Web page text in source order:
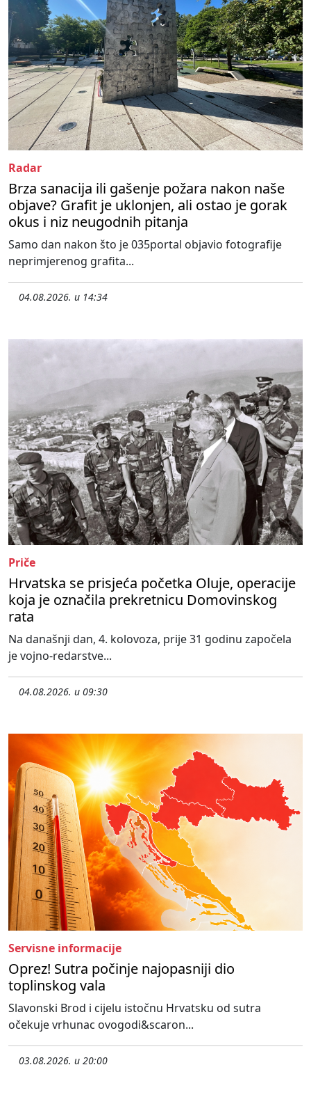
Radar
Brza sanacija ili gašenje požara nakon naše
objave? Grafit je uklonjen, ali ostao je gorak
okus i niz neugodnih pitanja
Samo dan nakon što je 035portal objavio fotografije
neprimjerenog grafita...
04.08.2026. u 14:34
Priče
Hrvatska se prisjeća početka Oluje, operacije
koja je označila prekretnicu Domovinskog
rata
Na današnji dan, 4. kolovoza, prije 31 godinu započela
je vojno-redarstve...
04.08.2026. u 09:30
Servisne informacije
Oprez! Sutra počinje najopasniji dio
toplinskog vala
Slavonski Brod i cijelu istočnu Hrvatsku od sutra
očekuje vrhunac ovogodi&scaron...
03.08.2026. u 20:00